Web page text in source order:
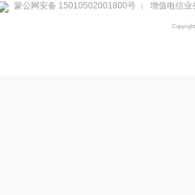
蒙公网安备 15010502001800号 | 增值电信业